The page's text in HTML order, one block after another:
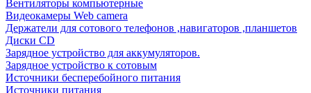
Вентиляторы компьютерные
Видеокамеры Web camera
Держатели для сотового телефонов ,навигаторов ,планшетов
Диски CD
Зарядное устройство для аккумуляторов.
Зарядное устройство к сотовым
Источники бесперебойного питания
Источники питания